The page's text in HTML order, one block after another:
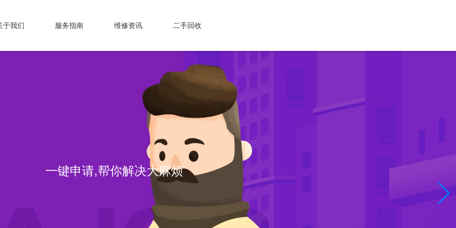
于我们 服务指南 维修资讯 二手回收
一键申请,帮你解决大麻烦